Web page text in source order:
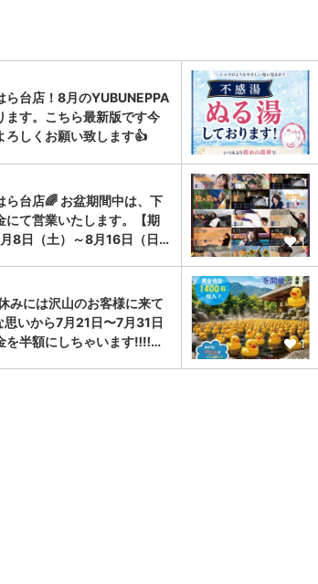
ら台店！8月のYUBUNEPPA
ます。こちら最新版です今
ろしくお願い致します👍
1
ら台店🌈 お盆期間中は、下
にて営業いたします。【期
8日（土）～8月16日（日…
1
みには沢山のお客様に来て
いから7月21日〜7月31日
を半額にしちゃいます‼︎‼︎…
1